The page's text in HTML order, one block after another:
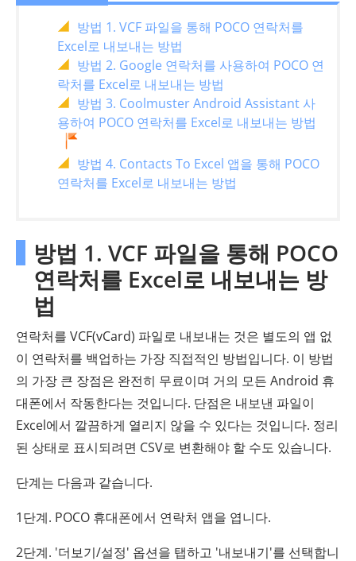
방법 1. VCF 파일을 통해 POCO 연락처를
Excel로 내보내는 방법
방법 2. Google 연락처를 사용하여 POCO 연
락처를 Excel로 내보내는 방법
방법 3. Coolmuster Android Assistant 사
용하여 POCO 연락처를 Excel로 내보내는 방법
방법 4. Contacts To Excel 앱을 통해 POCO
연락처를 Excel로 내보내는 방법
방법 1. VCF 파일을 통해 POCO
연락처를 Excel로 내보내는 방
법
연락처를 VCF(vCard) 파일로 내보내는 것은 별도의 앱 없
이 연락처를 백업하는 가장 직접적인 방법입니다. 이 방법
의 가장 큰 장점은 완전히 무료이며 거의 모든 Android 휴
대폰에서 작동한다는 것입니다. 단점은 내보낸 파일이
Excel에서 깔끔하게 열리지 않을 수 있다는 것입니다. 정리
된 상태로 표시되려면 CSV로 변환해야 할 수도 있습니다.
단계는 다음과 같습니다.
1단계. POCO 휴대폰에서 연락처 앱을 엽니다.
2단계. '더보기/설정' 옵션을 탭하고 '내보내기'를 선택합니